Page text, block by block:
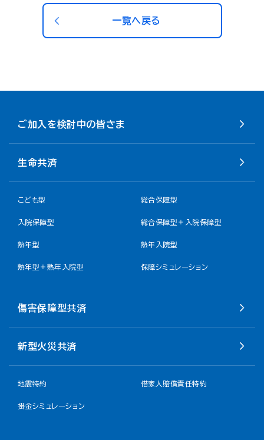
一覧へ戻る
ご加入を検討中の皆さま
生命共済
こども型 総合保障型
入院保障型 総合保障型＋入院保障型
熟年型 熟年入院型
熟年型＋熟年入院型 保障シミュレーション
傷害保障型共済
新型火災共済
地震特約 借家人賠償責任特約
掛金シミュレーション